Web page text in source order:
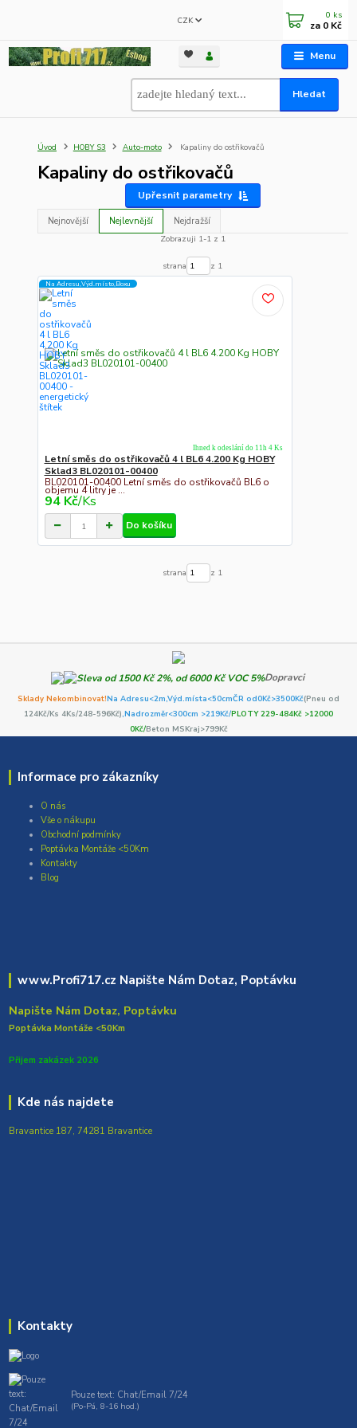
Menu
CZK
Hledat
0 ks
za 0 Kč
Úvod HOBY S3 Auto-moto Kapaliny do ostřikovačů
Kapaliny do ostřikovačů
Upřesnit parametry
Nejnovější Nejlevnější
Nejdražší
Zobrazuji 1-1 z 1
strana z 1
Na Adresu,Výd.místo,Boxu
Letní směs do ostřikovačů 4 l BL6 4.200 Kg HOBY
Sklad3 BL020101-00400
BL020101-00400 Letní směs do ostřikovačů BL6 o
objemu 4 litry je ...
94 Kč/Ks
Ihned k odeslání do 11h 4 Ks
Do košíku
strana z 1
Dopravci
Sklady Nekombinovat!Na Adresu<2m,Výd.místa<50cmČR od0Kč>3500Kč(Pneu od
124Kč/Ks 4Ks/248-596Kč),Nadrozměr<300cm >219Kč/PLOTY 229-484Kč >12000
0Kč/Beton MSKraj>799Kč
Informace pro zákazníky
O nás
Vše o nákupu
Obchodní podmínky
Poptávka Montáže <50Km
Kontakty
Blog
www.Profi717.cz Napište Nám Dotaz, Poptávku
Napište Nám Dotaz, Poptávku
Poptávka Montáže <50Km
Přijem zakázek 2026
Kde nás najdete
Bravantice 187, 74281 Bravantice
Kontakty
Pouze text: Chat/Email 7/24
(Po-Pá, 8-16 hod.)